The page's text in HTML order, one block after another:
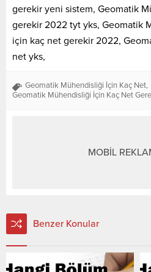
gerekir yeni sistem, Geomatik
gerekir 2022 tyt yks, Geomatik
için kaç net gerekir 2022,
net yks,
Geomatik Mühendisliği İçin Kaç Net,
Geomatik Mühendisliği İçin Kaç Net
MOBİL
Benzer Konular